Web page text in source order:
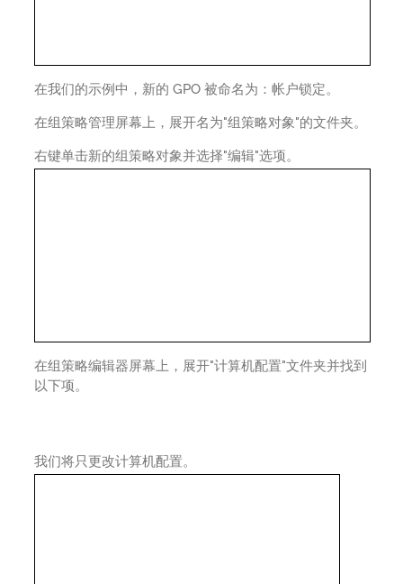
在我们的示例中，新的 GPO 被命名为：帐户锁定。
在组策略管理屏幕上，展开名为"组策略对象"的文件夹。
右键单击新的组策略对象并选择"编辑"选项。
在组策略编辑器屏幕上，展开"计算机配置"文件夹并找到
以下项。
我们将只更改计算机配置。